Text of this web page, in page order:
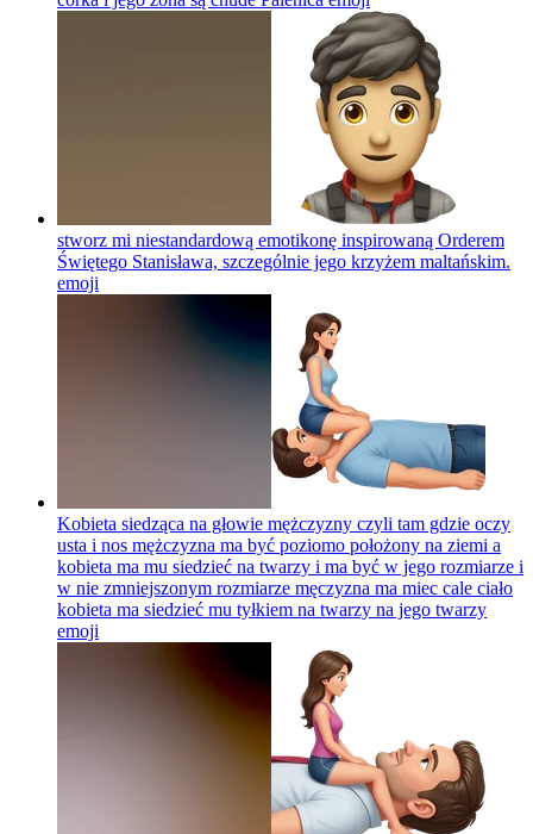
stworz mi niestandardową emotikonę inspirowaną Orderem
Świętego Stanisława, szczególnie jego krzyżem maltańskim.
emoji
Kobieta siedząca na głowie mężczyzny czyli tam gdzie oczy
usta i nos mężczyzna ma być poziomo położony na ziemi a
kobieta ma mu siedzieć na twarzy i ma być w jego rozmiarze i
w nie zmniejszonym rozmiarze męczyzna ma miec cale ciało
kobieta ma siedzieć mu tyłkiem na twarzy na jego twarzy
emoji